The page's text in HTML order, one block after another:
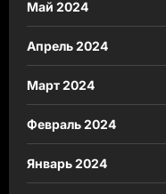
Май 2024
Апрель 2024
Март 2024
Февраль 2024
Январь 2024